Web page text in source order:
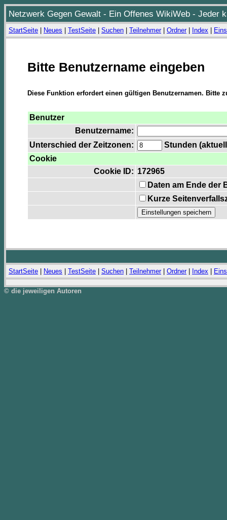
Netzwerk Gegen Gewalt - Ein Offenes WikiWeb - Jeder
StartSeite Neues TestSeite Suchen Teilnehmer| Ordner| Index
Bitte Benutzername eingeben
Diese Funktion erfordert einen gültigen Benutzernamen. Bitte
Benutzer
Benutzername:
Unterschied der Zeitzonen:
Stunden
Cookie
Cookie ID: 172965
Daten am Ende der
Kurze
StartSeite Neues TestSeite Suchen Teilnehmer| Ordner| Index
© die jeweiligen Autoren